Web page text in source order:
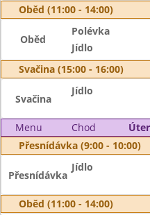
Oběd (11:00 - 14:00)
Oběd
Polévka
Jídlo
Svačina (15:00 - 16:00)
Svačina
Jídlo
Menu Chod
Přesnídávka (9:00 - 10:00)
Přesnídávka
Jídlo
Oběd (11:00 - 14:00)